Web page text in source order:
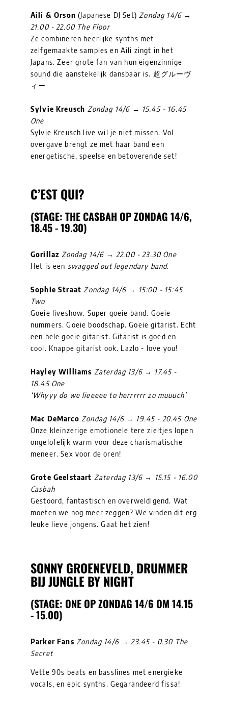
Aili & Orson (Japanese DJ Set) Zondag 14/6 →
21.00 - 22.00 The Floor
Ze combineren heerlijke synths met
zelfgemaakte samples en Aili zingt in het
Japans. Zeer grote fan van hun eigenzinnige
sound die aanstekelijk dansbaar is. 超グルーヴ
ィー
Sylvie Kreusch Zondag 14/6 → 15.45 - 16.45
One
Sylvie Kreusch live wil je niet missen. Vol
overgave brengt ze met haar band een
energetische, speelse en betoverende set!
C’EST QUI?
(STAGE: THE CASBAH OP ZONDAG 14/6,
18.45 - 19.30)
Gorillaz Zondag 14/6 → 22.00 - 23.30 One
Het is een swagged out legendary band.
Sophie Straat Zondag 14/6 → 15:00 - 15:45
Two
Goeie liveshow. Super goeie band. Goeie
nummers. Goeie boodschap. Goeie gitarist. Echt
een hele goeie gitarist. Gitarist is goed en
cool. Knappe gitarist ook. Lazlo - love you!
Hayley Williams Zaterdag 13/6 → 17.45 -
18.45 One
‘Whyyy do we lieeeee to herrrrrr zo muuuch’
Mac DeMarco Zondag 14/6 → 19.45 - 20.45 One
Onze kleinzerige emotionele tere zieltjes lopen
ongelofelijk warm voor deze charismatische
meneer. Sex voor de oren!
Grote Geelstaart Zaterdag 13/6 → 15.15 - 16.00
Casbah
Gestoord, fantastisch en overweldigend. Wat
moeten we nog meer zeggen? We vinden dit erg
leuke lieve jongens. Gaat het zien!
SONNY GROENEVELD, DRUMMER
BIJ JUNGLE BY NIGHT
(STAGE: ONE OP ZONDAG 14/6 OM 14.15
- 15.00)
Parker Fans Zondag 14/6 → 23.45 - 0.30 The
Secret
Vette 90s beats en basslines met energieke
vocals, en epic synths. Gegarandeerd fissa!